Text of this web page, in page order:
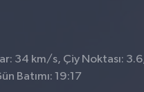
34 km/s, Çiy Noktası:
Batımı: 19:17